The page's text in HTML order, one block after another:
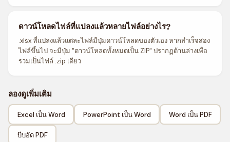
ดาวน์โหลดไฟล์ที่แปลงแล้วหลายไฟล์อย่างไร?
.xlsx ที่แปลงแล้วแต่ละไฟล์มีปุ่มดาวน์โหลดของตัวเอง หากสำเร็จสอง
ไฟล์ขึ้นไป จะมีปุ่ม "ดาวน์โหลดทั้งหมดเป็น ZIP" ปรากฏด้านล่างเพื่อ
รวมเป็นไฟล์ .zip เดียว
ลองดูเพิ่มเติม
Excel เป็น Word PowerPoint เป็น Word Word เป็น PDF
บีบอัด PDF